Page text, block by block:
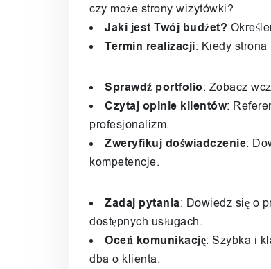
czy może strony wizytówki?
Jaki jest Twój budżet?
Termin realizacji: Kiedy
Sprawdź portfolio: Zobacz
Czytaj opinie klientów:
profesjonalizm.
Zweryfikuj doświadczenie:
kompetencje.
Zadaj pytania: Dowiedz się o
dostępnych usługach.
Oceń komunikację: Szybka i
dba o klienta.